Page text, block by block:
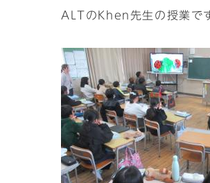
ALTのKhen先生の授業で